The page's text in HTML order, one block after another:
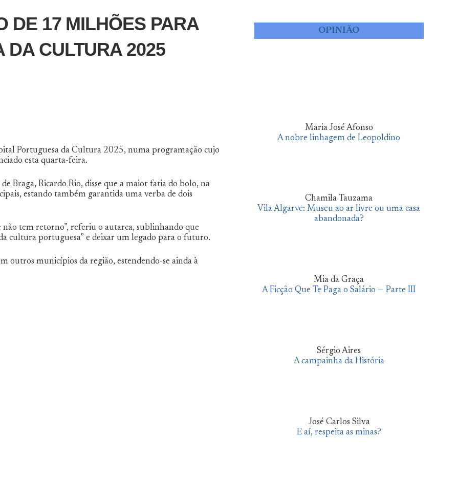
DE 17 MILHÕES PARA
DA CULTURA 2025
Portuguesa da Cultura 2025, numa programação cujo
esta quarta-feira.
Braga, Ricardo Rio, disse que a maior fatia do bolo, na
estando também garantida uma verba de dois
tem retorno”, referiu o autarca, sublinhando que
cultura portuguesa” e deixar um legado para o futuro.
outros municípios da região, estendendo-se ainda à
OPINIÃO
Maria José Afonso
A nobre linhagem de Leopoldino
Chamila Tauzama
Vila Algarve: Museu ao ar livre ou uma casa
abandonada?
Mia da Graça
A Ficção Que Te Paga o Salário — Parte III
Sérgio Aires
A campainha da História
José Carlos Silva
E aí, respeita as minas?